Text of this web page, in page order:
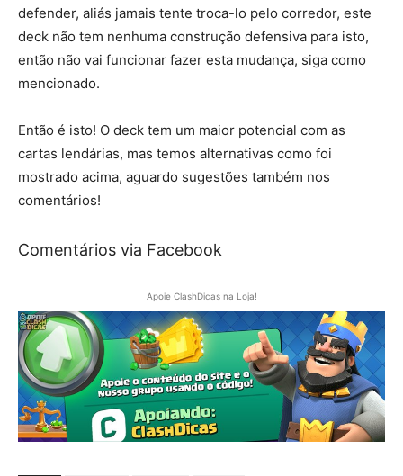
defender, aliás jamais tente troca-lo pelo corredor, este
deck não tem nenhuma construção defensiva para isto,
então não vai funcionar fazer esta mudança, siga como
mencionado.
Então é isto! O deck tem um maior potencial com as
cartas lendárias, mas temos alternativas como foi
mostrado acima, aguardo sugestões também nos
comentários!
Comentários via Facebook
Apoie ClashDicas na Loja!